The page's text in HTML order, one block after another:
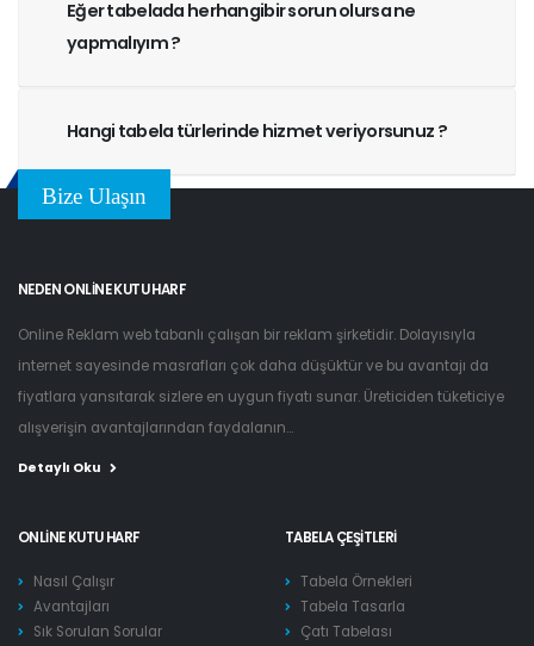
Eğer tabelada herhangibir sorun olursa ne
yapmalıyım ?
Hangi tabela türlerinde hizmet veriyorsunuz ?
Bize Ulaşın
NEDEN ONLINE KUTU HARF
Online Reklam web tabanlı çalışan bir reklam şirketidir. Dolayısıyla
internet sayesinde masrafları çok daha düşüktür ve bu avantajı da
fiyatlara yansıtarak sizlere en uygun fiyatı sunar. Üreticiden tüketiciye
alışverişin avantajlarından faydalanın...
Detaylı Oku
ONLINE KUTU HARF
Nasıl Çalışır
Avantajları
Sık Sorulan Sorular
TABELA ÇEŞITLERI
Tabela Örnekleri
Tabela Tasarla
Çatı Tabelası